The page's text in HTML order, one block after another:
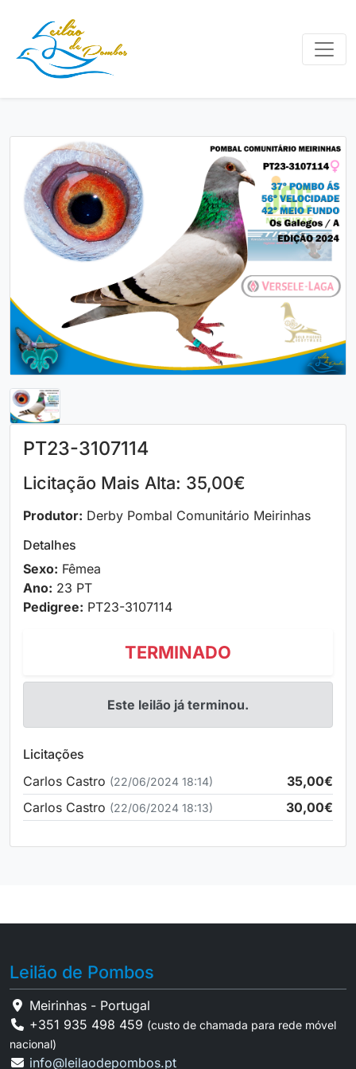
PT23-3107114
Licitação Mais Alta: 35,00€
Produtor: Derby Pombal Comunitário Meirinhas
Detalhes
Sexo: Fêmea
Ano: 23 PT
Pedigree: PT23-3107114
TERMINADO
Este leilão já terminou.
Licitações
Carlos Castro (22/06/2024 18:14)
35,00€
Carlos Castro (22/06/2024 18:13) 30,00€
Leilão de Pombos
Meirinhas - Portugal
+351 935 498 459 (custo de chamada para rede móvel
nacional)
info@leilaodepombos.pt